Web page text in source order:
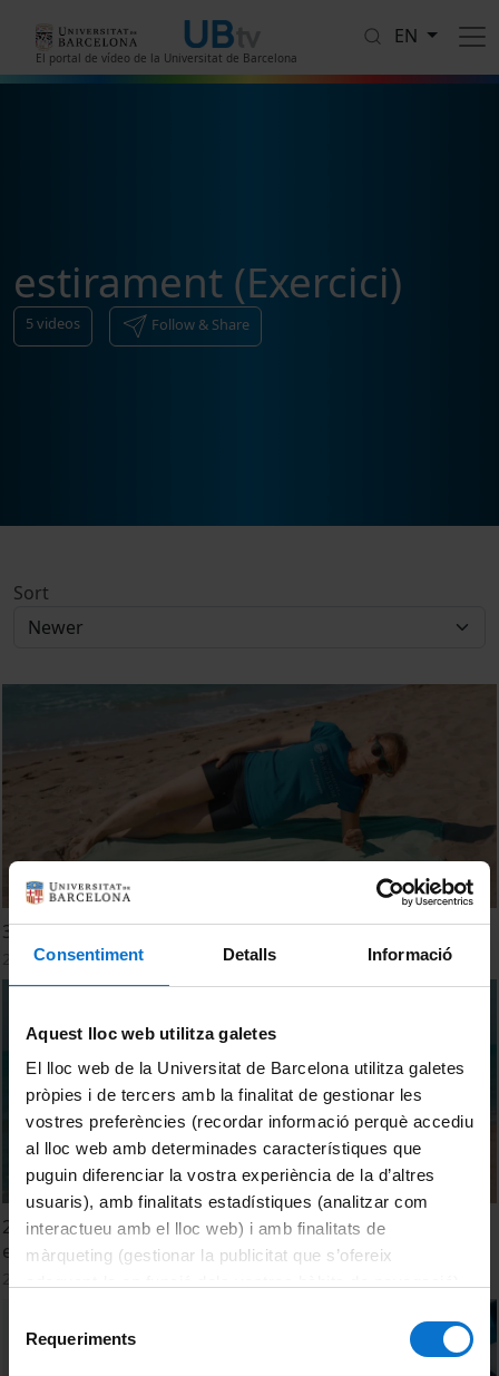
Consentiment Detalls Informació
Aquest lloc web utilitza galetes
El lloc web de la Universitat de Barcelona utilitza galetes
pròpies i de tercers amb la finalitat de gestionar les
vostres preferències (recordar informació perquè accediu
al lloc web amb determinades característiques que
puguin diferenciar la vostra experiència de la d’altres
usuaris), amb finalitats estadístiques (analitzar com
interactueu amb el lloc web) i amb finalitats de
màrqueting (gestionar la publicitat que s’ofereix
consultar laPolítica de galetes del lloc web de la
Requeriments
El portal de vídeo de la Universitat de Barcelona
EN
estirament (Exercici)
5videos Follow & Share
Sort
3 - A l'estiu segueix actiu: el cos t'ho agrairà
20 July, 2023
2 - A l'estiu segueix actiu. Aprofita el bon temps per fer
exercicis a la platja